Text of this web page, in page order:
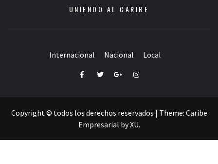
UNIENDO AL CARIBE
Internacional Nacional Local
FacebookTwitterGoogle+Instagram
Copyright © todos los derechos reservados | Theme: Caribe
Empresarial byXU.